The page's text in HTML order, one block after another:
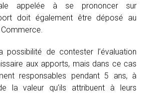
appelée à se prononcer sur
doit également être déposé au
de contester l’évaluation
aux apports, mais dans ce cas
responsables pendant 5 ans, à
la valeur qu’ils attribuent à leurs